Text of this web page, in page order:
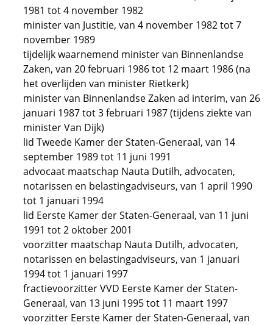
1981 tot 4 november 1982
minister van Justitie, van 4 november 1982 tot 7
november 1989
tijdelijk waarnemend minister van Binnenlandse
Zaken, van 20 februari 1986 tot 12 maart 1986 (na
het overlijden van minister Rietkerk)
minister van Binnenlandse Zaken ad interim, van 26
januari 1987 tot 3 februari 1987 (tijdens ziekte van
minister Van Dijk)
lid Tweede Kamer der Staten-Generaal, van 14
september 1989 tot 11 juni 1991
advocaat maatschap Nauta Dutilh, advocaten,
notarissen en belastingadviseurs, van 1 april 1990
tot 1 januari 1994
lid Eerste Kamer der Staten-Generaal, van 11 juni
1991 tot 2 oktober 2001
voorzitter maatschap Nauta Dutilh, advocaten,
notarissen en belastingadviseurs, van 1 januari
1994 tot 1 januari 1997
fractievoorzitter VVD Eerste Kamer der Staten-
Generaal, van 13 juni 1995 tot 11 maart 1997
voorzitter Eerste Kamer der Staten-Generaal, van